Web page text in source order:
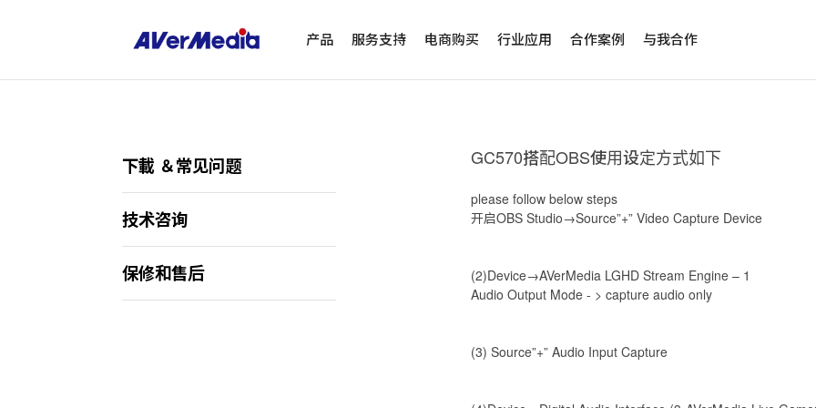
产品 服务支持 电商购买 行业应用 合作案例 与我合作
下載 ＆常见问题
技术咨询
保修和售后
GC570搭配OBS使用设定方式如下
please follow below steps
开启OBS Studio→Source”+” Video Capture Device
(2)Device→AVerMedia LGHD Stream Engine – 1
Audio Output Mode - > capture audio only
(3) Source”+” Audio Input Capture